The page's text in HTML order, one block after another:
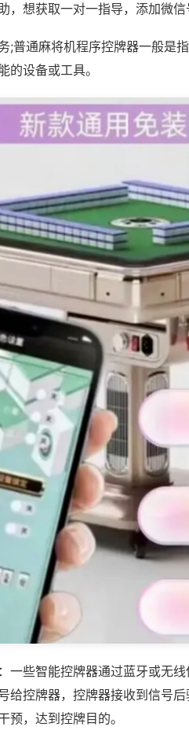
，想获取一对一指导，添加微
;普通麻将机程序控牌器一般是
的设备或工具。
一些智能控牌器通过蓝牙或无
给控牌器，控牌器接收到信号
预，达到控牌目的。